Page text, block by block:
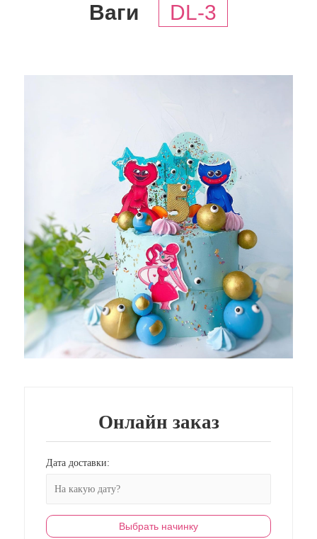
Ваги
DL-3
Онлайн заказ
Дата доставки:
Выбрать начинку